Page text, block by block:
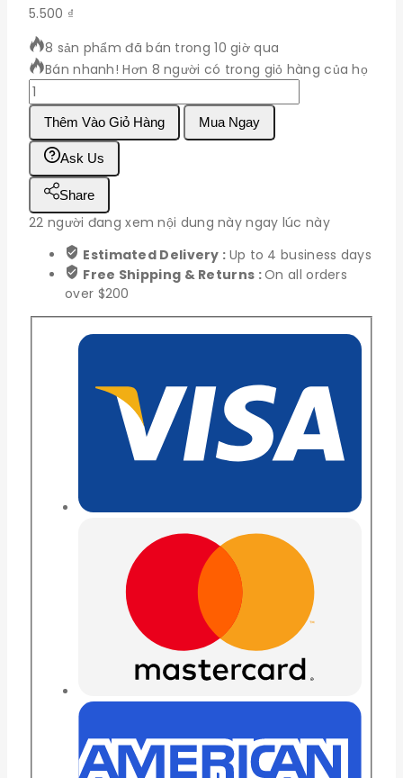
5.500 ₫
8 sản phẩm đã bán trong 10 giờ qua
Bán nhanh! Hơn 8 người có trong giỏ hàng của họ
L7915CV
số
lượng
Thêm Vào Giỏ Hàng Mua Ngay
Ask Us
Share
22 người đang xem nội dung này ngay lúc này
Estimated Delivery : Up to 4 business days
Free Shipping & Returns :On all orders
over $200